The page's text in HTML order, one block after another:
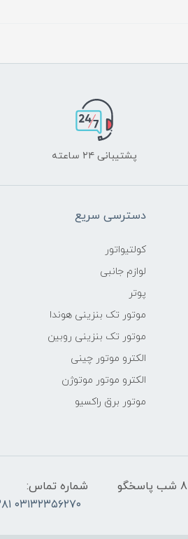
پشتیبانی ۲۴ ساعته
دسترسی سریع
کولتیواتور
لوازم جانبی
پوتر
موتور تک بنزینی هوندا
موتور تک بنزینی روبین
الکترو موتور چینی
الکترو موتور موتوژن
موتور برق راکسیو
شنبه تا پنجشنبه 8 صبح الی 8 شب پاسخگو
شماره تماس:
۰۳۱۳۲۳۵۶۲۷۰ ۰۳۱۳۲۳۴۰۳۸۱ 09138734936 03132373169